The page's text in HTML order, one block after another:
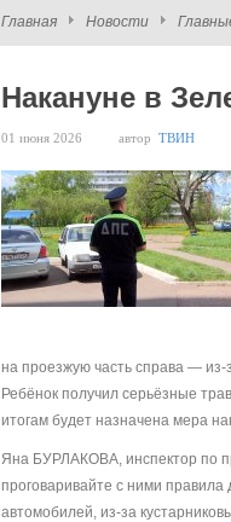
Главная Новости
Накануне в
01 июня 2026 автор ТВИН
на проезжую часть справа — из-
Ребёнок получил серьёзные
итогам будет назначена мера
Яна БУРЛАКОВА, инспектор по
проговаривайте с ними
автомобилей, из-за